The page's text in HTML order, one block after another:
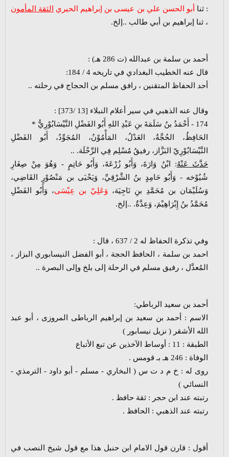
: ثنا أبو الحسن علي بن عيسى بن إبراهيم الحيري الثقة المأمون
، ثنا إبراهيم بن أبي طالب ..إلخ.
أحمد بن سلمة بن عبدالله (ت 286 هـ) :
قال عنه الخطيب البغدادي في تاريخه 4 / 184:
أحد الحفاظ المتقنين ، رافق مسلم بن الحجاج في رحلته ..
وقال عنه الذهبي في سير أعلام النبلاء [13 /373]
:
174 - أَحْمَدُ بنُ سَلَمَةَ بنِ عَبْدِ اللهِ أَبُو الفَضْلِ النَّيْسَابُوْرِيُّ *
الحَافِظُ، الحُجَّةُ، العَدْلُ، المَأْمُوْنُ، المُجَوِّدُ، أَبُو الفَضْلِ
النَّيْسَابُوْرِيّ البَزَّاز، رفيقُ مُسْلِم فِي الرِّحْلَة. ..
حَدَّثَ عَنْهُ: ابْنُ وَارَةَ، وَأَبُو زُرْعَةَ، وَأَبُو حَاتِمٍ - وَهُوَ مِنْ صِغَارِ
شُيُوْخه - وَأَبُو حَامِدٍ بنُ الشَّرْقِيِّ، وَيَحْيَى بن مَنْصُوْرٍ القَاضِي،
وَسُلَيْمَان بن مُحَمَّدِ بنِ نَاجِيَة، وَعَلِيّ بن عِيْسَى، وَأَبُو الفَضْلِ
مُحَمَّدُ بنُ إِبْرَاهِيْمَ، وَعِدَّةٌ. ..إلخ.
وفي تذكرة الحفاظ له 2 / 637 ، قال :
احمد بن سلمة ، الحافظ الحجة ، أبو الفضل النيسابوري البزاز ،
المُعدَّل ، رفيق مسلم في الرحلة إلى بلخ وإلى البصرة ..
أحمد بن سعيد الرباطي:
الاسم : أحمد بن سعيد بن إبراهيم الرباطى المروزى ، أبو عبد
الله الأشقر ( نزيل نيسابور )
الطبقة : 11 : أوساط الآخذين عن تبع الأتباع
الوفاة : 246 هـ بـ قومس .
روى له : خ م د ت س ( البخاري - مسلم - أبو داود - الترمذي -
النسائي )
رتبته عند ابن حجر : ثقة حافظ .
رتبته عند الذهبي : الحافظ .
أقول : قارن قول الامام ابن حنبل هذا مع قول شيخ النصب في